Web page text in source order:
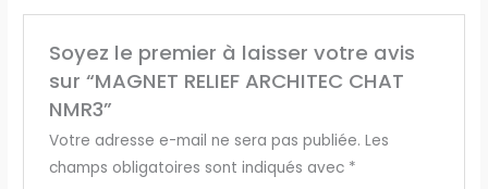
Soyez le premier à laisser votre avis
sur “MAGNET RELIEF ARCHITEC CHAT
NMR3”
Votre adresse e-mail ne sera pas publiée. Les
champs obligatoires sont indiqués avec *